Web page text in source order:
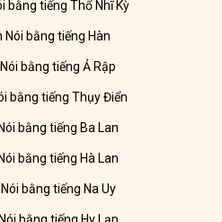
bằng tiếng Thổ Nhĩ Kỳ
Nói bằng tiếng Hàn
bằng tiếng Ả Rập
bằng tiếng Thụy Điển
bằng tiếng Ba Lan
bằng tiếng Hà Lan
bằng tiếng Na Uy